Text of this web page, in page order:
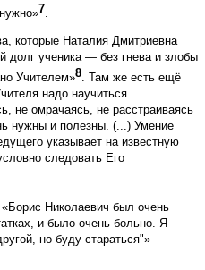
7
которые Наталия Дмитриевна
долг ученика — без гнева и злобы
Учителем»8. Там же есть ещё
надо научиться
не омрачаясь, не расстраиваясь
нужны и полезны. (...) Умение
указывает на известную
следовать Его
Николаевич был очень
и было очень больно. Я
но буду стараться"»